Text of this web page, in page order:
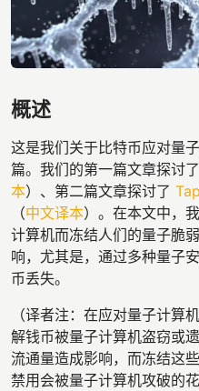
概述
这是我们关于比特币应对量
篇。我们的第一篇文章探讨了
本）、第二篇文章探讨了
（中文译本）。在本文中，
计算机而冻结人们的量子脆
响，尤其是，通过多种量子
币丢失。
（译者注：在应对量子计算
解钱币被量子计算机盗窃或
流通量造成影响，而冻结这
禁用会被量子计算机攻破的